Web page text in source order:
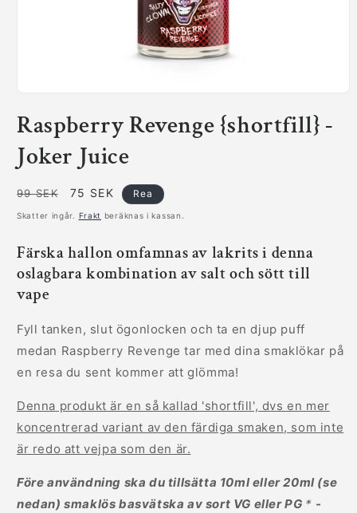
1
i
modalfönster
Raspberry Revenge {shortfill} -
Joker Juice
Ordinarie
pris
99 SEK Försäljningspris
75 SEK Rea
Skatter ingår. Frakt beräknas i kassan.
Färska hallon omfamnas av lakrits i denna
oslagbara kombination av salt och sött till
vape
Fyll tanken, slut ögonlocken och ta en djup puff
medan Raspberry Revenge tar med dina smaklökar på
en resa du sent kommer att glömma!
Denna produkt är en så kallad 'shortfill', dvs en mer
koncentrerad variant av den färdiga smaken, som inte
är redo att vejpa som den är.
Före användning ska du tillsätta 10ml eller 20ml (se
nedan) smaklös basvätska av sort VG eller PG * -